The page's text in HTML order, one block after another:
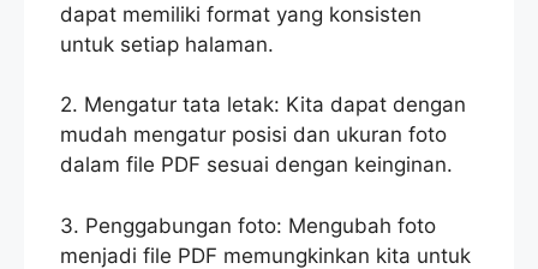
dapat memiliki format yang konsisten
untuk setiap halaman.
2. Mengatur tata letak: Kita dapat dengan
mudah mengatur posisi dan ukuran foto
dalam file PDF sesuai dengan keinginan.
3. Penggabungan foto: Mengubah foto
menjadi file PDF memungkinkan kita untuk